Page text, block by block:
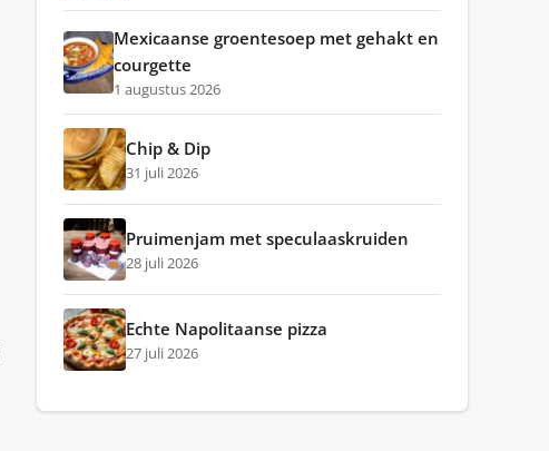
Mexicaanse groentesoep met gehakt en
courgette
1 augustus 2026
Chip & Dip
31 juli 2026
Pruimenjam met speculaaskruiden
28 juli 2026
Echte Napolitaanse pizza
27 juli 2026